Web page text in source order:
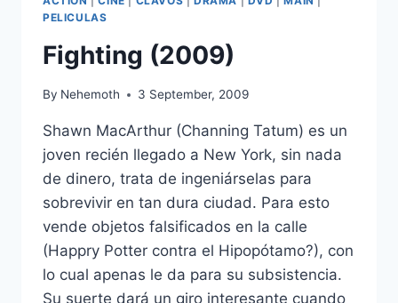
PELICULAS
Fighting (2009)
By Nehemoth 3 September, 2009
Shawn MacArthur (Channing Tatum) es un
joven recién llegado a New York, sin nada
de dinero, trata de ingeniárselas para
sobrevivir en tan dura ciudad. Para esto
vende objetos falsificados en la calle
(Happry Potter contra el Hipopótamo?), con
lo cual apenas le da para su subsistencia.
Su suerte dará un giro interesante cuando